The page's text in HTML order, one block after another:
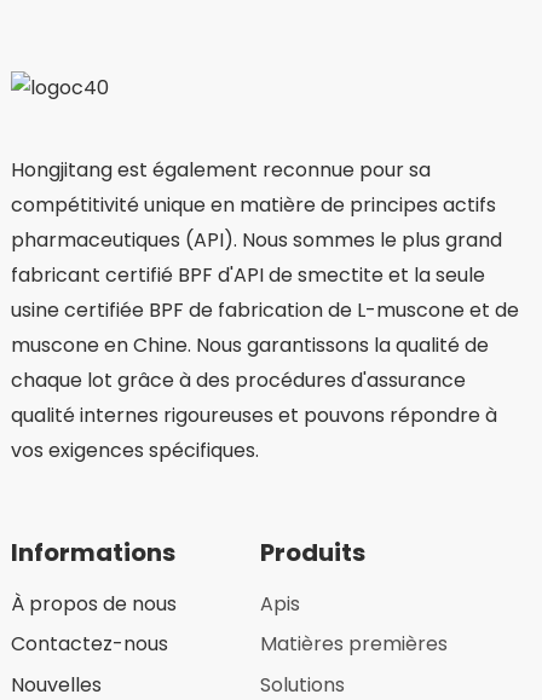
Hongjitang est également reconnue pour sa
compétitivité unique en matière de principes actifs
pharmaceutiques (API). Nous sommes le plus grand
fabricant certifié BPF d'API de smectite et la seule
usine certifiée BPF de fabrication de L-muscone et de
muscone en Chine. Nous garantissons la qualité de
chaque lot grâce à des procédures d'assurance
qualité internes rigoureuses et pouvons répondre à
vos exigences spécifiques.
Informations
À propos de nous
Contactez-nous
Nouvelles
Produits
Apis
Matières premières
Solutions